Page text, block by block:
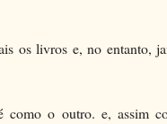
os livros e, no entanto,
o outro. e, assim